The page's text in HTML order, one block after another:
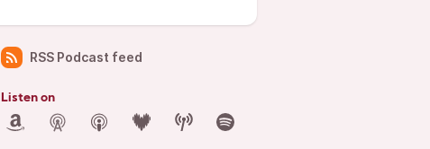
RSS Podcast feed
Listen on